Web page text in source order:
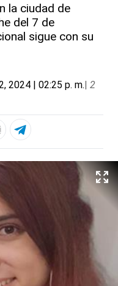
la ciudad de
del 7 de
sigue con su
2024 | 02:25 p. m.| 2